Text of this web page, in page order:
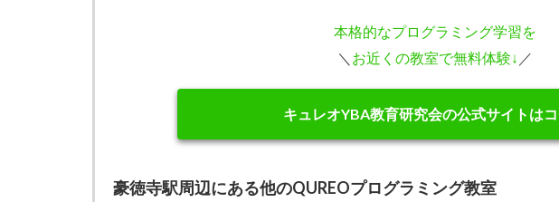
本格的なプログラミング学習を
＼ お近くの教室で無料体験↓ ／
キュレオYBA教育研究会の公式サイトは
豪徳寺駅周辺にある他のQUREOプログラミング教室